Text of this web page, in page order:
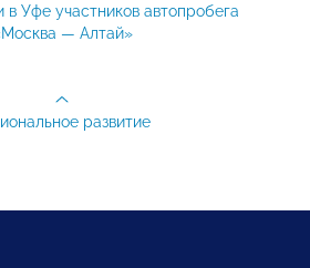
в Уфе участников автопробега
— Алтай»
развитие